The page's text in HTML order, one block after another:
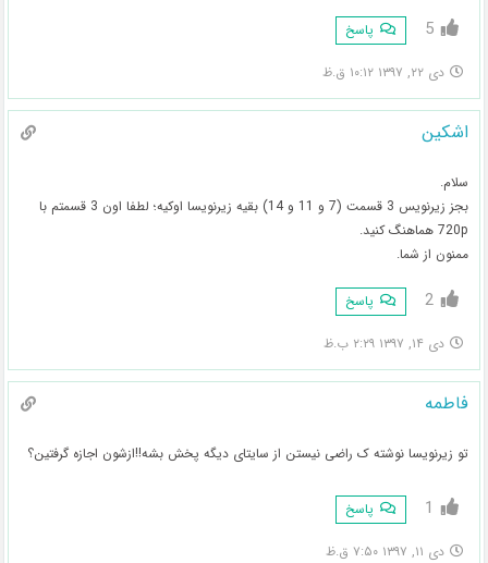
5 پاسخ
دی ۲۲, ۱۳۹۷ ۱۰:۱۲ ق.ظ
اشکین
سلام.
بجز زیرنویس 3 قسمت (7 و 11 و 14) بقیه زیرنویسا اوکیه؛ لطفا اون 3 قسمتم با
720p هماهنگ کنید.
ممنون از شما.
2 پاسخ
دی ۱۴, ۱۳۹۷ ۲:۲۹ ب.ظ
فاطمه
تو زیرنویسا نوشته ک راضی نیستن از سایتای دیگه پخش بشه!!ازشون اجازه گرفتین؟
1 پاسخ
دی ۱۱, ۱۳۹۷ ۷:۵۰ ق.ظ